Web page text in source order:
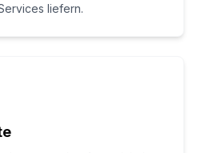
liefern.